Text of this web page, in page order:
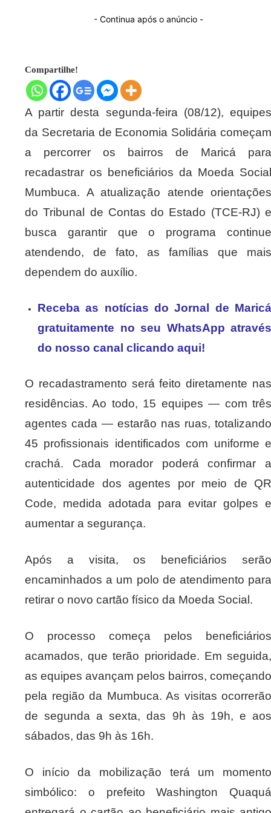
- Continua após o anúncio -
Compartilhe!
A partir desta segunda-feira (08/12), equipes
da Secretaria de Economia Solidária começam
a percorrer os bairros de Maricá para
recadastrar os beneficiários da Moeda Social
Mumbuca. A atualização atende orientações
do Tribunal de Contas do Estado (TCE-RJ) e
busca garantir que o programa continue
atendendo, de fato, as famílias que mais
dependem do auxílio.
Receba as notícias do Jornal de Maricá
gratuitamente no seu WhatsApp através
do nosso canal clicando aqui!
O recadastramento será feito diretamente nas
residências. Ao todo, 15 equipes — com três
agentes cada — estarão nas ruas, totalizando
45 profissionais identificados com uniforme e
crachá. Cada morador poderá confirmar a
autenticidade dos agentes por meio de QR
Code, medida adotada para evitar golpes e
aumentar a segurança.
Após a visita, os beneficiários serão
encaminhados a um polo de atendimento para
retirar o novo cartão físico da Moeda Social.
O processo começa pelos beneficiários
acamados, que terão prioridade. Em seguida,
as equipes avançam pelos bairros, começando
pela região da Mumbuca. As visitas ocorrerão
de segunda a sexta, das 9h às 19h, e aos
sábados, das 9h às 16h.
O início da mobilização terá um momento
simbólico: o prefeito Washington Quaquá